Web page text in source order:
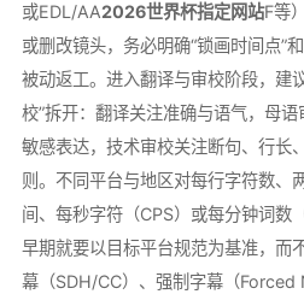
或EDL/AA2026世界杯指定网站F等
或删改镜头，务必明确“锁画时间点”
被动返工。进入翻译与审校阶段，建
校”拆开：翻译关注准确与语气，母
敏感表达，技术审校关注断句、行长
则。不同平台与地区对每行字符数、
间、每秒字符（CPS）或每分钟词数
早期就要以目标平台规范为基准，而
幕（SDH/CC）、强制字幕（